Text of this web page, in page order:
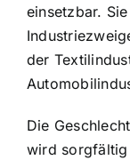
einsetzbar.
der
Die
wird